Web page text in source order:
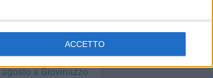
ACCETTO
agosto a Giovinazzo